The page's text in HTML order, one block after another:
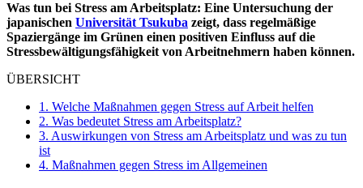
Was tun bei Stress am Arbeitsplatz: Eine Untersuchung der
japanischen Universität Tsukuba zeigt, dass regelmäßige
Spaziergänge im Grünen einen positiven Einfluss auf die
Stressbewältigungsfähigkeit von Arbeitnehmern haben können.
ÜBERSICHT
1. Welche Maßnahmen gegen Stress auf Arbeit helfen
2. Was bedeutet Stress am Arbeitsplatz?
3. Auswirkungen von Stress am Arbeitsplatz und was zu tun
ist
4. Maßnahmen gegen Stress im Allgemeinen